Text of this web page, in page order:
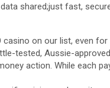
shared;just fast,
casino on our list, even for
tested, Aussie-
action. While each